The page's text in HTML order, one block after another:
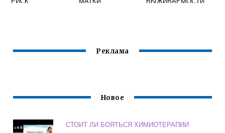
Реклама
Новое
СТОИТ ЛИ БОЯТЬСЯ ХИМИОТЕРАПИИ